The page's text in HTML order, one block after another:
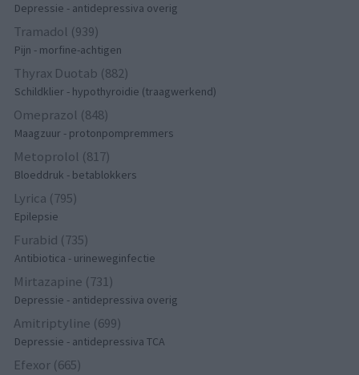
Depressie - antidepressiva overig
Tramadol (939)
Pijn - morfine-achtigen
Thyrax Duotab (882)
Schildklier - hypothyroidie (traagwerkend)
Omeprazol (848)
Maagzuur - protonpompremmers
Metoprolol (817)
Bloeddruk - betablokkers
Lyrica (795)
Epilepsie
Furabid (735)
Antibiotica - urineweginfectie
Mirtazapine (731)
Depressie - antidepressiva overig
Amitriptyline (699)
Depressie - antidepressiva TCA
Efexor (665)